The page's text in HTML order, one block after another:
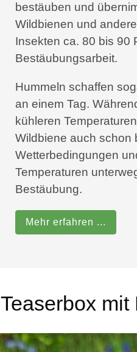
bestäuben und
Wildbienen und
Insekten ca. 80 bis 90
Bestäubungsarbeit.
Hummeln schaffen
an einem Tag.
kühleren
Wildbiene auch schon
Wetterbedingungen
Temperaturen
Bestäubung.
Mehr erfahren ...
Teaserbox mit